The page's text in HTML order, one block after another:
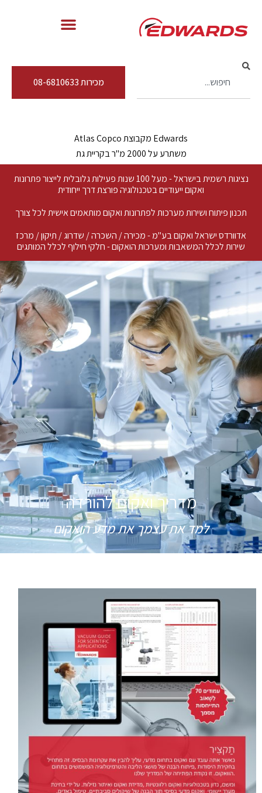
מכירות 08-6810633
Edwards מקבוצת Atlas Copco
משתרע על 2000 מ"ר בקריית גת
נציגות רשמית בישראל - מעל 100 שנות פעילות גלובלית לייצור פתרונות
ואקום ייעודיים בטכנולוגיה פורצת דרך ייחודית
תכנון פיתוח ושירות מערכות לפתרונות ואקום מותאמים אישית לכל צורך
אדוורדס ישראל ואקום בע"מ - מכירה / השכרה / שדרוג / תיקון / מרכז
שירות לכלל המשאבות ומערכות הואקום - חלקי חילוף לכלל המותגים
מדריך ואקום להורדה
למד את עצמך את מדע הואקום